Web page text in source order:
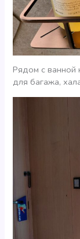
Рядом с ванной
для багажа,